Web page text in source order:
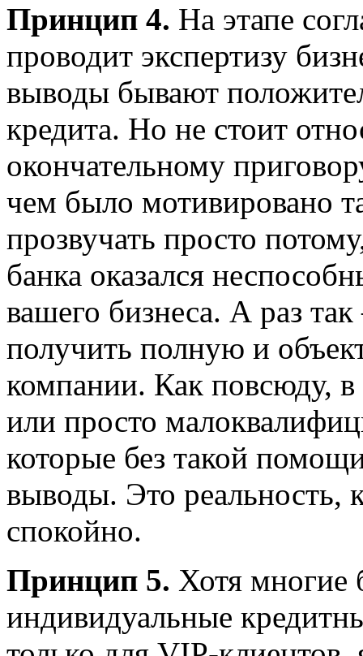
Принцип 4. На этапе
проводит экспертизу
выводы бывают
кредита. Но не стоит
окончательному
чем было мотивировано
прозвучать просто
банка оказался
вашего бизнеса. А раз
получить полную и
компании. Как повсюду,
или просто
которые без такой
выводы. Это реальность,
спокойно.
Принцип 5. Хотя многие
индивидуальные